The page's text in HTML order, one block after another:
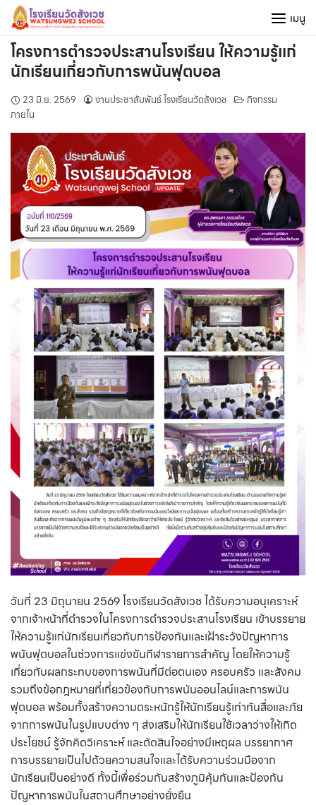
Skip
content
เมนู
โครงการตำรวจประสานโรงเรียน ให้ความรู้แก่
นักเรียนเกี่ยวกับการพนันฟุตบอล
23 มิ.ย. 2569 งานประชาสัมพันธ์ โรงเรียนวัดสังเวช
กิจกรรม
ภายใน
วันที่ 23 มิถุนายน 2569 โรงเรียนวัดสังเวช ได้รับความอนุเคราะห์
จากเจ้าหน้าที่ตำรวจในโครงการตำรวจประสานโรงเรียน เข้าบรรยาย
ให้ความรู้แก่นักเรียนเกี่ยวกับการป้องกันและเฝ้าระวังปัญหาการ
พนันฟุตบอลในช่วงการแข่งขันกีฬารายการสำคัญ โดยให้ความรู้
เกี่ยวกับผลกระทบของการพนันที่มีต่อตนเอง ครอบครัว และสังคม
รวมถึงข้อกฎหมายที่เกี่ยวข้องกับการพนันออนไลน์และการพนัน
ฟุตบอล พร้อมทั้งสร้างความตระหนักรู้ให้นักเรียนรู้เท่าทันสื่อและภัย
จากการพนันในรูปแบบต่าง ๆ ส่งเสริมให้นักเรียนใช้เวลาว่างให้เกิด
ประโยชน์ รู้จักคิดวิเคราะห์ และตัดสินใจอย่างมีเหตุผล บรรยากาศ
การบรรยายเป็นไปด้วยความสนใจและได้รับความร่วมมือจาก
นักเรียนเป็นอย่างดี ทั้งนี้เพื่อร่วมกันสร้างภูมิคุ้มกันและป้องกัน
ปัญหาการพนันในสถานศึกษาอย่างยั่งยืน